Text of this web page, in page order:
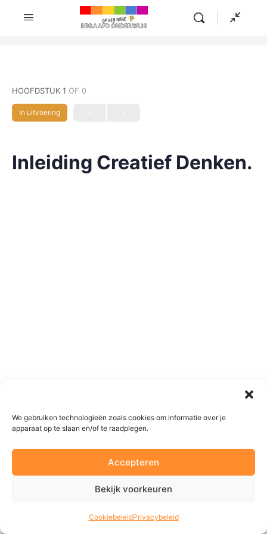
We gebruiken technologieën zoals cookies om informatie over je
apparaat op te slaan en/of te raadplegen.
Accepteren
Bekijk voorkeuren
CookiebeleidPrivacybeleid
HOOFDSTUK 1 OF 0
In uitvoering
Inleiding Creatief Denken.